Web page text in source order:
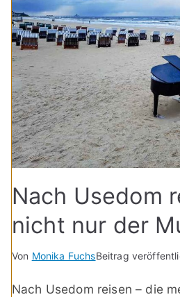
Nach Usedom
nicht nur der
Von Monika FuchsBeitrag
Nach Usedom reisen – die